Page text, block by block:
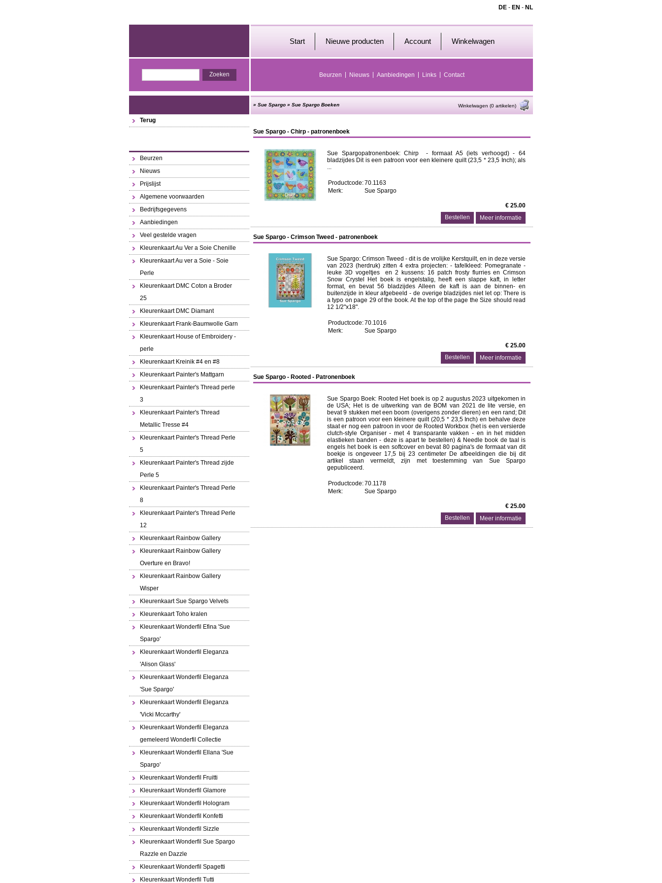
DE - EN - NL
Start Nieuwe producten Account Winkelwagen
Beurzen Nieuws Aanbiedingen Links Contact
Terug
Beurzen
Nieuws
Prijslijst
Algemene voorwaarden
Bedrijfsgegevens
Aanbiedingen
Veel gestelde vragen
Kleurenkaart Au Ver a Soie Chenille
Kleurenkaart Au ver a Soie - Soie
Perle
Kleurenkaart DMC Coton a Broder
25
Kleurenkaart DMC Diamant
Kleurenkaart Frank-Baumwolle Garn
Kleurenkaart House of Embroidery -
perle
Kleurenkaart Kreinik #4 en #8
Kleurenkaart Painter's Mattgarn
Kleurenkaart Painter's Thread perle
3
Kleurenkaart Painter's Thread
Metallic Tresse #4
Kleurenkaart Painter's Thread Perle
5
Kleurenkaart Painter's Thread zijde
Perle 5
Kleurenkaart Painter's Thread Perle
8
Kleurenkaart Painter's Thread Perle
12
Kleurenkaart Rainbow Gallery
Kleurenkaart Rainbow Gallery
Overture en Bravo!
Kleurenkaart Rainbow Gallery
Wisper
Kleurenkaart Sue Spargo Velvets
Kleurenkaart Toho kralen
Kleurenkaart Wonderfil Efina 'Sue
Spargo'
Kleurenkaart Wonderfil Eleganza
'Alison Glass'
Kleurenkaart Wonderfil Eleganza
'Sue Spargo'
Kleurenkaart Wonderfil Eleganza
'Vicki Mccarthy'
Kleurenkaart Wonderfil Eleganza
gemeleerd Wonderfil Collectie
Kleurenkaart Wonderfil Ellana 'Sue
Spargo'
Kleurenkaart Wonderfil Fruitti
Kleurenkaart Wonderfil Glamore
Kleurenkaart Wonderfil Hologram
Kleurenkaart Wonderfil Konfetti
Kleurenkaart Wonderfil Sizzle
Kleurenkaart Wonderfil Sue Spargo
Razzle en Dazzle
Kleurenkaart Wonderfil Spagetti
Kleurenkaart Wonderfil Tutti
» Sue Spargo » Sue Spargo Boeken Winkelwagen (0 artikelen)
Sue Spargo - Chirp - patronenboek
Sue Spargopatronenboek: Chirp - formaat A5 (iets verhoogd) - 64
bladzijdes Dit is een patroon voor een kleinere quilt (23,5 * 23,5 Inch); als
...
Productcode:70.1163
Merk:
Sue Spargo
€ 25.00
Meer informatie
Sue Spargo - Crimson Tweed - patronenboek
Sue Spargo: Crimson Tweed - dit is de vrolijke Kerstquilt, en in deze versie
van 2023 (herdruk) zitten 4 extra projecten: - tafelkleed: Pomegranate -
leuke 3D vogeltjes en 2 kussens: 16 patch frosty flurries en Crimson
Snow Crystel Het boek is engelstalig, heeft een slappe kaft, in letter
format, en bevat 56 bladzijdes Alleen de kaft is aan de binnen- en
buitenzijde in kleur afgebeeld - de overige bladzijdes niet let op: There is
a typo on page 29 of the book. At the top of the page the Size should read
12 1/2"x18".
Productcode:70.1016
Merk:
Sue Spargo
€ 25.00
Meer informatie
Sue Spargo - Rooted - Patronenboek
Sue Spargo Boek: Rooted Het boek is op 2 augustus 2023 uitgekomen in
de USA; Het is de uitwerking van de BOM van 2021 de lite versie, en
bevat 9 stukken met een boom (overigens zonder dieren) en een rand; Dit
is een patroon voor een kleinere quilt (20,5 * 23,5 Inch) en behalve deze
staat er nog een patroon in voor de Rooted Workbox (het is een versierde
clutch-style Organiser - met 4 transparante vakken - en in het midden
elastieken banden - deze is apart te bestellen) & Needle book de taal is
engels het boek is een softcover en bevat 80 pagina's de formaat van dit
boekje is ongeveer 17,5 bij 23 centimeter De afbeeldingen die bij dit
artikel staan vermeldt, zijn met toestemming van Sue Spargo
gepubliceerd.
Productcode:70.1178
Merk:
Sue Spargo
€ 25.00
Meer informatie